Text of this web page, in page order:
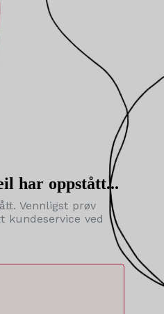
har oppstått...
Vennligst prøv
kundeservice ved